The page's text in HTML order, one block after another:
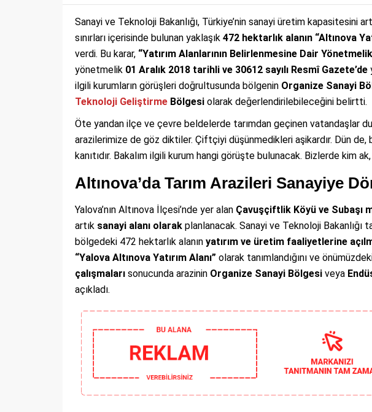
Sanayi ve Teknoloji Bakanlığı, Türkiye’nin sanayi üretim kapasitesini
sınırları içerisinde bulunan yaklaşık 472 hektarlık alanın “Altınova
verdi. Bu karar, “Yatırım Alanlarının Belirlenmesine Dair
yönetmelik 01 Aralık 2018 tarihli ve 30612 sayılı Resmî Gazete’de
ilgili kurumların görüşleri doğrultusunda bölgenin Organize Sanayi
Teknoloji Geliştirme Bölgesi olarak değerlendirilebileceğini belirtti.
Öte yandan ilçe ve çevre beldelerde tarımdan geçinen vatandaşlar
arazilerimize de göz diktiler. Çiftçiyi düşünmedikleri aşikardır. Dün de,
kanıtıdır. Bakalım ilgili kurum hangi görüşte bulunacak. Bizlerde kim
Altınova’da Tarım Arazileri Sanayiye
Yalova’nın Altınova İlçesi’nde yer alan Çavuşçiftlik Köyü ve Subaşı
artık sanayi alanı olarak planlanacak. Sanayi ve Teknoloji Bakanlığı
bölgedeki 472 hektarlık alanın yatırım ve üretim faaliyetlerine
“Yalova Altınova Yatırım Alanı” olarak tanımlandığını ve
çalışmaları sonucunda arazinin Organize Sanayi Bölgesi veya
açıkladı.